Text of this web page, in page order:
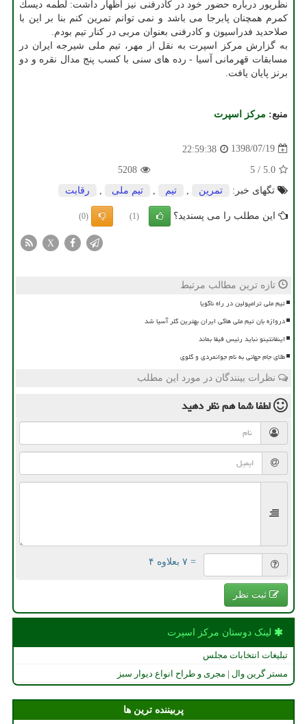
نظرپور درباره حضور خود در كادرفنی نیز اظهار داشت: لطمه دیسك
كمرم همچنان پابرجا می باشد و نمی توانم تمرین كنم بنا بر این با
صلاحدید فدراسیون و كادرفنی بعنوان مربی در كنار تیم بودم.
به گزارش مركز اسپرت به نقل از مهر، تیم ملی شیرجه ایران در
مسابقات قهرمانی آسیا - رده های سنی با كسب پنج مدال نقره و دو
برنز پایان یافت.
منبع: مركز اسپرت
1398/07/19
22:59:38
5.0
/
5
5208
تگهای خبر:
تمرین تیم تیم ملی رقابت
این مطلب را می پسندید؟ (1)
(0)
X
تازه ترین مطالب مرتبط
تیم ملی ترامپولین در راه ناگویا
دروازه بان تیم ملی هاکی ایران بهترین گلر آسیا شد
اینفانتینو نباید رئیس فیفا بماند
طلای جام جهانی به نام جوانمردی و گلوی
نظرات بینندگان در مورد این مطلب
لطفا شما همنظر دهید
= ۷ بعلاوه ۴
ثبت نظر
لینک دوستان مركز اسپرت
تبلیغات انتخابات مجلس
مستر گرین وال | مجری و طراح انواع دیوار سبز
پربیننده ترین ها